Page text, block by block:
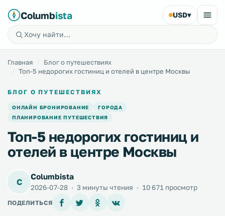
Columbista USD▾
Главная
Блог о путешествиях
Топ-5 недорогих гостиниц и отелей в центре Москвы
БЛОГ О ПУТЕШЕСТВИЯХ
ОНЛАЙН БРОНИРОВАНИЕ
ГОРОДА
ПЛАНИРОВАНИЕ ПУТЕШЕСТВИЯ
Топ-5 недорогих гостиниц и
отелей в центре Москвы
C
Columbista
2026-07-28 · 3 минуты чтения · 10 671 просмотр
ПОДЕЛИТЬСЯ